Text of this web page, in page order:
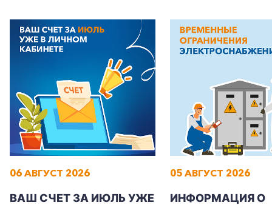
06 АВГУСТ 2026
ВАШ СЧЕТ ЗА ИЮЛЬ УЖЕ
05 АВГУСТ 2026
ИНФОРМАЦИЯ О